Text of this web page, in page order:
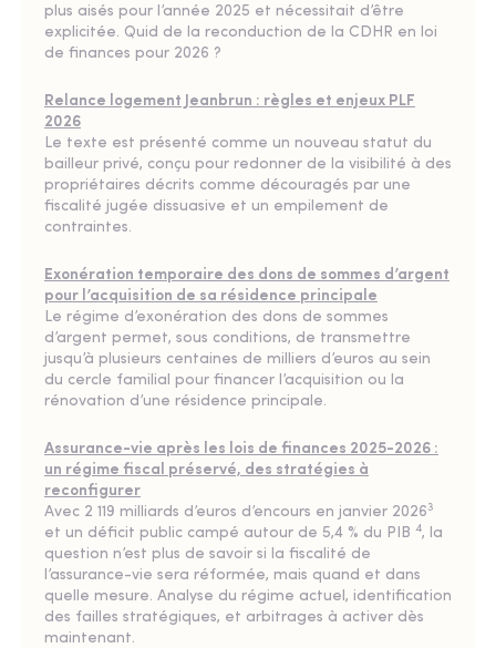
plus aisés pour l’année 2025 et nécessitait d’être
explicitée. Quid de la reconduction de la CDHR en loi
de finances pour 2026 ?
Relance logement Jeanbrun : règles et enjeux PLF
2026
Le texte est présenté comme un nouveau statut du
bailleur privé, conçu pour redonner de la visibilité à des
propriétaires décrits comme découragés par une
fiscalité jugée dissuasive et un empilement de
contraintes.
Exonération temporaire des dons de sommes d’argent
pour l’acquisition de sa résidence principale
Le régime d’exonération des dons de sommes
d’argent permet, sous conditions, de transmettre
jusqu’à plusieurs centaines de milliers d’euros au sein
du cercle familial pour financer l’acquisition ou la
rénovation d’une résidence principale.
Assurance-vie après les lois de finances 2025-2026 :
un régime fiscal préservé, des stratégies à
reconfigurer
Avec 2 119 milliards d’euros d’encours en janvier 20263
et un déficit public campé autour de 5,4 % du PIB 4, la
question n’est plus de savoir si la fiscalité de
l’assurance-vie sera réformée, mais quand et dans
quelle mesure. Analyse du régime actuel, identification
des failles stratégiques, et arbitrages à activer dès
maintenant.